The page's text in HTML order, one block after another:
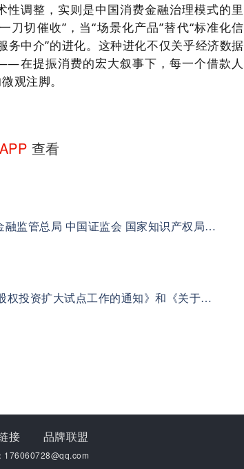
调整，实则是中国消费金融治理模式的里
刀切催收”，当“场景化产品”替代“标准化信
务中介”的进化。这种进化不仅关乎经济数据
在提振消费的宏大叙事下，每一个借款人
观注脚。
查看
中国人民银行 工业和信息化部 市场监管总局 金融监管总局 中国证监会 国家知识产权局 国家网信办 国家外汇局 有关负责人就《金融产品网络营销管理办法》答记者问
金融监管总局就《关于做好金融资产投资公司股权投资扩大试点工作的通知》和《关于扩大金融资产投资公司股权投资试点范围的通知》答记者问
接 品牌联盟
176060728@qq.com